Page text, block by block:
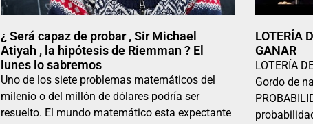
¿ Será capaz de probar , Sir Michael
Atiyah , la hipótesis de Riemman ? El
lunes lo sabremos
Uno de los siete problemas matemáticos del
milenio o del millón de dólares podría ser
resuelto. El mundo matemático esta expectante
LOTERÍA
GANAR
LOTERÍA
Gordo de